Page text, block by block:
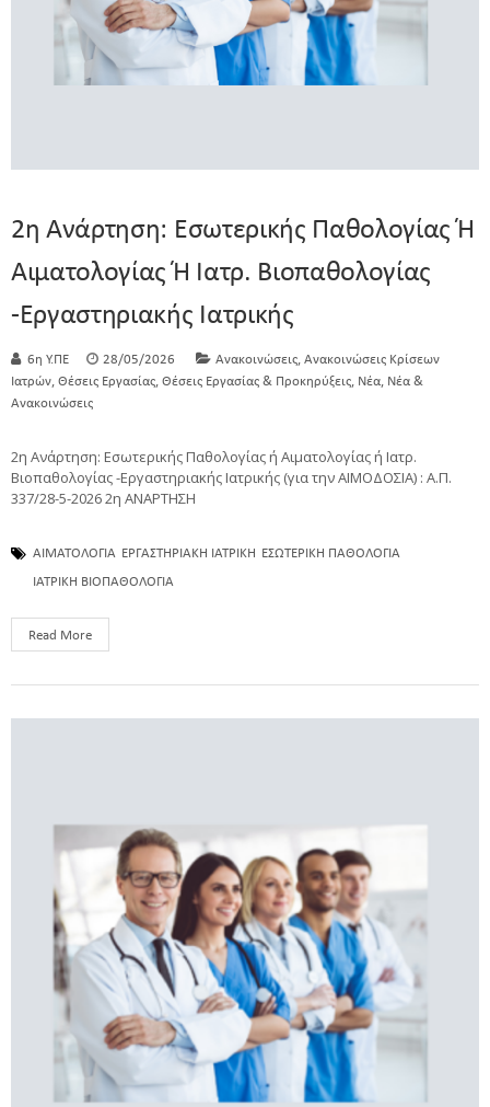
2η Ανάρτηση: Εσωτερικής Παθολογίας Ή
Αιματολογίας Ή Ιατρ. Βιοπαθολογίας
-Εργαστηριακής Ιατρικής
6η Υ.ΠΕ 28/05/2026 Ανακοινώσεις Ανακοινώσεις Κρίσεων
Ιατρών Θέσεις Εργασίας Θέσεις Εργασίας & Προκηρύξεις Νέα Νέα &
Ανακοινώσεις
2η Ανάρτηση: Εσωτερικής Παθολογίας ή Αιματολογίας ή Ιατρ.
Βιοπαθολογίας -Εργαστηριακής Ιατρικής (για την ΑΙΜΟΔΟΣΙΑ) : Α.Π.
337/28-5-2026 2η ΑΝΑΡΤΗΣΗ
ΑΙΜΑΤΟΛΟΓΙΑ ΕΡΓΑΣΤΗΡΙΑΚΗ ΙΑΤΡΙΚΗ ΕΣΩΤΕΡΙΚΗ ΠΑΘΟΛΟΓΙΑ
ΙΑΤΡΙΚΗ ΒΙΟΠΑΘΟΛΟΓΙΑ
Read More